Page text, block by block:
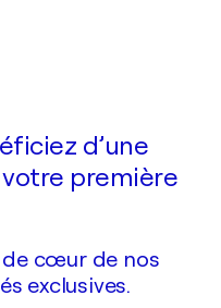
d’une
votre première
de cœur de nos
exclusives.